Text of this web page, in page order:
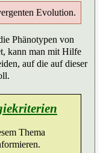
Evolution.
Phänotypen von
kann man mit Hilfe
auf die auf dieser
Thema